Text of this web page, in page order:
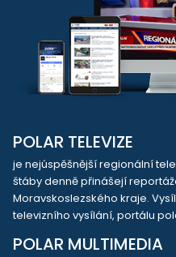
POLAR TELEVIZE
je nejúspěšnější regionální
štáby denně přinášejí
Moravskoslezského kraje.
televizního vysílání, portálu
POLAR MULTIMEDIA